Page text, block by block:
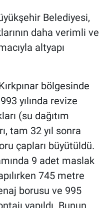
Belediyesi,
daha verimli ve
altyapı
bölgesinde
yılında revize
(su dağıtım
tam 32 yıl sonra
çapları büyütüldü.
9 adet maslak
745 metre
borusu ve 995
yapıldı. Bunun